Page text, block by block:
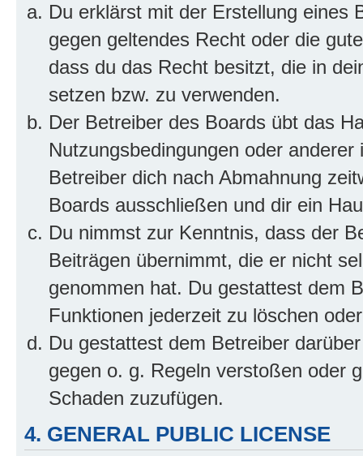
Du erklärst mit der Erstellung eines
gegen geltendes Recht oder die
dass du das Recht besitzt, die in
setzen bzw. zu verwenden.
Der Betreiber des Boards übt das
Nutzungsbedingungen oder
Betreiber dich nach Abmahnung
Boards ausschließen und dir ein
Du nimmst zur Kenntnis, dass der
Beiträgen übernimmt, die er nicht
genommen hat. Du gestattest dem
Funktionen jederzeit zu löschen
Du gestattest dem Betreiber
gegen o. g. Regeln verstoßen oder
Schaden zuzufügen.
4. GENERAL PUBLIC LICENSE